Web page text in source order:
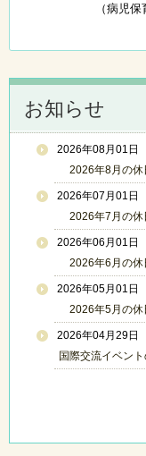
（病児
お知らせ
2026年08月01日
2026年8月の休
2026年07月01日
2026年7月の休
2026年06月01日
2026年6月の休
2026年05月01日
2026年5月の休
2026年04月29日
国際交流イベン